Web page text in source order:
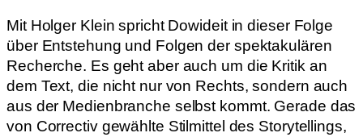
Mit Holger Klein spricht Dowideit in dieser Folge
über Entstehung und Folgen der spektakulären
Recherche. Es geht aber auch um die Kritik an
dem Text, die nicht nur von Rechts, sondern auch
aus der Medienbranche selbst kommt. Gerade das
von Correctiv gewählte Stilmittel des Storytellings,